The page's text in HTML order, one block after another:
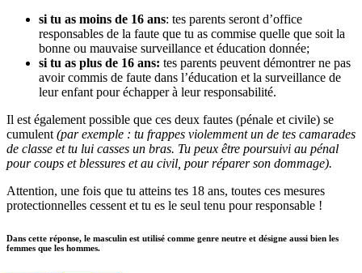
si tu as moins de 16 ans: tes parents seront d’office
responsables de la faute que tu as commise quelle que soit la
bonne ou mauvaise surveillance et éducation donnée;
si tu as plus de 16 ans: tes parents peuvent démontrer ne pas
avoir commis de faute dans l’éducation et la surveillance de
leur enfant pour échapper à leur responsabilité.
Il est également possible que ces deux fautes (pénale et civile) se
cumulent(par exemple : tu frappes violemment un de tes camarades
de classe et tu lui casses un bras. Tu peux être poursuivi au pénal
pour coups et blessures et au civil, pour réparer son dommage).
Attention, une fois que tu atteins tes 18 ans, toutes ces mesures
protectionnelles cessent et tu es le seul tenu pour responsable !
Dans cette réponse, le masculin est utilisé comme genre neutre et désigne aussi bien les
femmes que les hommes.